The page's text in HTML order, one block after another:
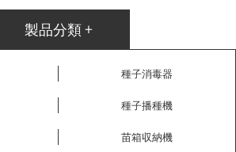
製品分類 +
種子消毒器
種子播種機
苗箱収納機